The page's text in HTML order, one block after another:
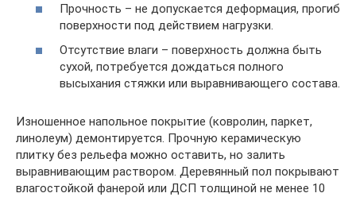
Прочность – не допускается деформация, прогиб
поверхности под действием нагрузки.
Отсутствие влаги – поверхность должна быть
сухой, потребуется дождаться полного
высыхания стяжки или выравнивающего состава.
Изношенное напольное покрытие (ковролин, паркет,
линолеум) демонтируется. Прочную керамическую
плитку без рельефа можно оставить, но залить
выравнивающим раствором. Деревянный пол покрывают
влагостойкой фанерой или ДСП толщиной не менее 10